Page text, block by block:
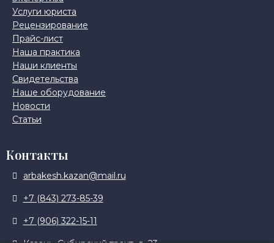
Услуги юриста
Рецензирование
Прайс-лист
Наша практика
Наши клиенты
Свидетельства
Наше оборудование
Новости
Статьи
Контакты
arbakesh.kazan@mail.ru
+7 (843) 273-85-39
+7 (906) 322-15-11